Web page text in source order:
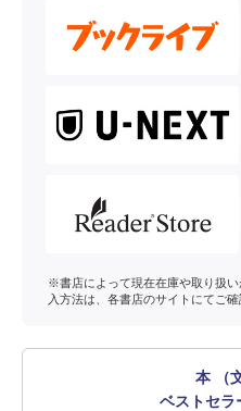
※書店によって現在在庫や取り扱
入方法は、各書店のサイトにてご確
本 （
ベストセラ